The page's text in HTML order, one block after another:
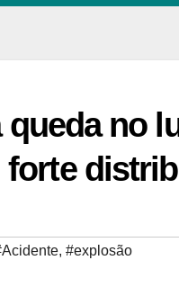
no
, #explosão